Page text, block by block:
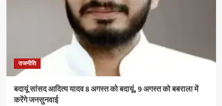
राजनीति
बदायूं सांसद आदित्य यादव 8 अगस्त को बदायूं, 9 अगस्त को बबराला में
करेंगे जनसुनवाई